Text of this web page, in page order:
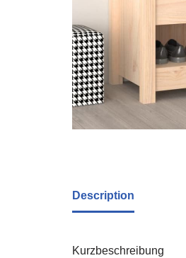
Description
Kurzbeschreibung